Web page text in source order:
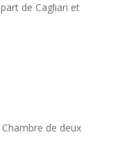
de Cagliari et
de deux